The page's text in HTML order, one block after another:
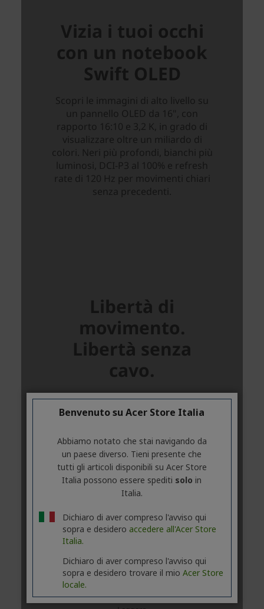
Benvenuto su Acer Store Italia
Abbiamo notato che stai navigando da
un paese diverso. Tieni presente che
tutti gli articoli disponibili su Acer Store
Italia possono essere spediti solo in
Italia.
Dichiaro di aver compreso l'avviso qui
sopra e desidero accedere all'Acer Store
Italia.
Dichiaro di aver compreso l'avviso qui
sopra e desidero trovare il mio Acer Store
locale.